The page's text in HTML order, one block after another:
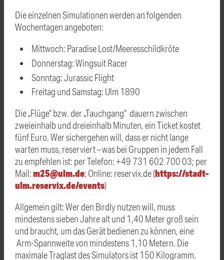
Die einzelnen Simulationen werden an folgenden
Wochentagen angeboten:
Mittwoch: Paradise Lost/Meeresschildkröte
Donnerstag: Wingsuit Racer
Sonntag: Jurassic Flight
Freitag und Samstag: Ulm 1890
Die „Flüge“ bzw. der „Tauchgang“ dauern zwischen
zweieinhalb und dreieinhalb Minuten, ein Ticket kostet
fünf Euro. Wer sichergehen will, dass er nicht lange
warten muss, reserviert – was bei Gruppen in jedem Fall
zu empfehlen ist: per Telefon: +49 731 602 700 03; per
Mail:m25@ulm.de; Online: reservix.de (https://stadt-
ulm.reservix.de/events)
Allgemein gilt: Wer den Birdly nutzen will, muss
mindestens sieben Jahre alt und 1,40 Meter groß sein
und braucht, um das Gerät bedienen zu können, eine
Arm-Spannweite von mindestens 1,10 Metern. Die
maximale Traglast des Simulators ist 150 Kilogramm.